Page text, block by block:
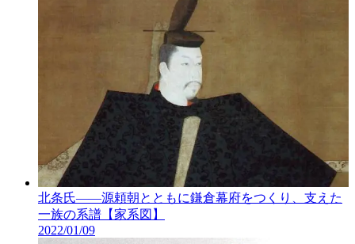
北条氏――源頼朝とともに鎌倉幕府をつくり、支えた
一族の系譜【家系図】
2022/01/09